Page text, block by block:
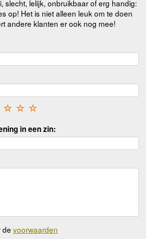
slecht, lelijk, onbruikbaar of erg handig:
op! Het is niet alleen leuk om te doen
andere klanten er ook nog mee!
☆
☆
☆
in een zin:
de voorwaarden